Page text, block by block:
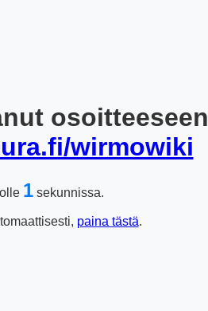
osoitteeseen
wirmowiki
1sekunnissa.
paina tästä.